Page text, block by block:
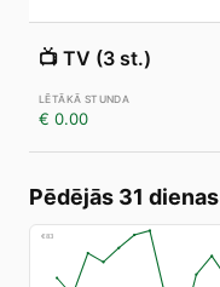
📺 TV (3 st.)
€ 0.00
Pēdējās 31 dienas
€83